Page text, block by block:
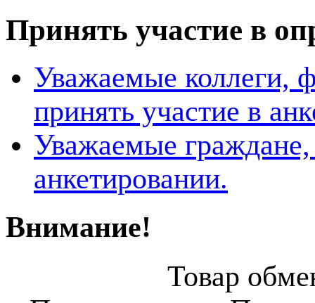
Принять участие в
Уважаемые коллеги,
принять участие в
Уважаемые
анкетировании.
Внимание!
Товар